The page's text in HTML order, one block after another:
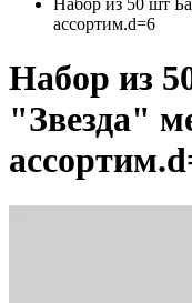
Набор из 50 шт
ассортим.d=6
Набор из
"Звезда"